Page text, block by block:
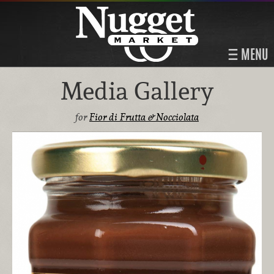
MENU
Media Gallery
forFior di Frutta & Nocciolata